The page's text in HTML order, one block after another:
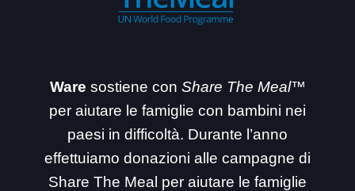
Ware sostiene con Share The Meal™
per aiutare le famiglie con bambini nei
paesi in difficoltà. Durante l’anno
effettuiamo donazioni alle campagne di
Share The Meal per aiutare le famiglie